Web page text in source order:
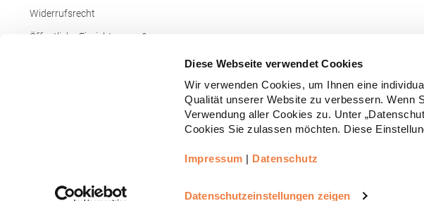
Diese Webseite verwendet Cookies
Wir verwenden Cookies, um Ihnen eine
Qualität unserer Website zu verbessern. Wenn
Verwendung aller Cookies zu. Unter
Cookies Sie zulassen möchten. Diese
Impressum | Datenschutz
Datenschutzeinstellungen zeigen
Widerrufsrecht
Öffentliche Einrichtungen &
Realisiert durch
arboro GmbH